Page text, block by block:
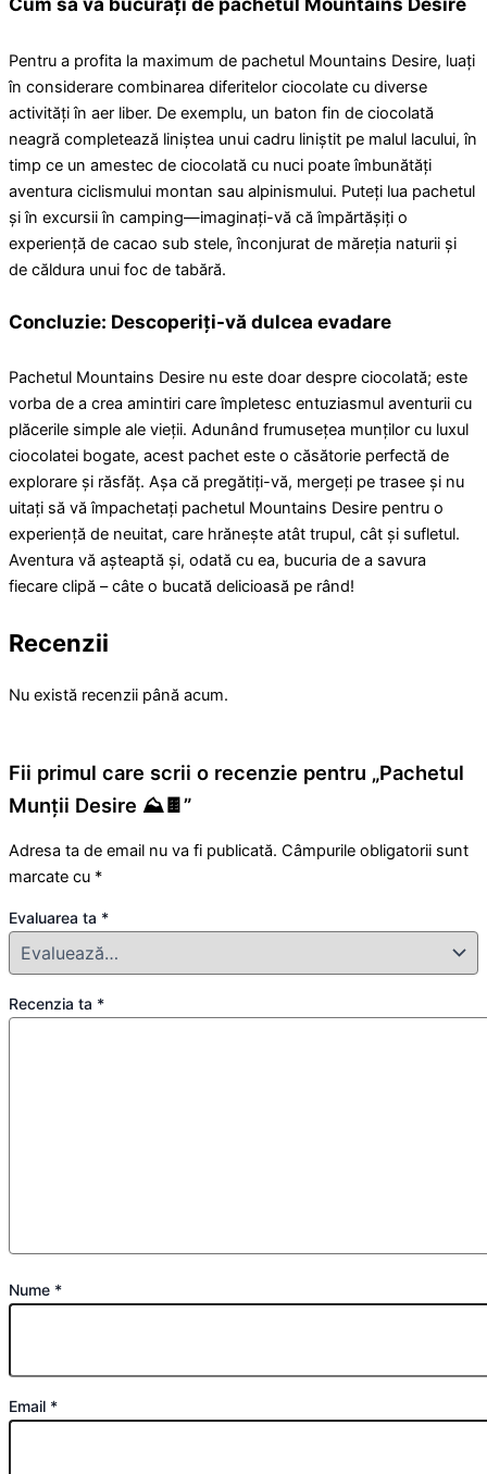
Pentru a profita la maximum de pachetul Mountains Desire, luați
în considerare combinarea diferitelor ciocolate cu diverse
activități în aer liber. De exemplu, un baton fin de ciocolată
neagră completează liniștea unui cadru liniștit pe malul lacului, în
timp ce un amestec de ciocolată cu nuci poate îmbunătăți
aventura ciclismului montan sau alpinismului. Puteți lua pachetul
și în excursii în camping—imaginați-vă că împărtășiți o
experiență de cacao sub stele, înconjurat de măreția naturii și
de căldura unui foc de tabără.
Concluzie: Descoperiți-vă dulcea evadare
Pachetul Mountains Desire nu este doar despre ciocolată; este
vorba de a crea amintiri care împletesc entuziasmul aventurii cu
plăcerile simple ale vieții. Adunând frumusețea munților cu luxul
ciocolatei bogate, acest pachet este o căsătorie perfectă de
explorare și răsfăț. Așa că pregătiți-vă, mergeți pe trasee și nu
uitați să vă împachetați pachetul Mountains Desire pentru o
experiență de neuitat, care hrănește atât trupul, cât și sufletul.
Aventura vă așteaptă și, odată cu ea, bucuria de a savura
fiecare clipă – câte o bucată delicioasă pe rând!
Recenzii
Nu există recenzii până acum.
Fii primul care scrii o recenzie pentru „Pachetul
Munții Desire ⛰️🍫”
Adresa ta de email nu va fi publicată. Câmpurile obligatorii sunt
marcate cu *
Evaluarea ta *
Recenzia ta *
Nume *
Email *